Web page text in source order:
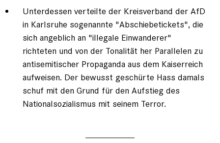
Unterdessen verteilte der Kreisverband der AfD
in Karlsruhe sogenannte "Abschiebetickets", die
sich angeblich an "illegale Einwanderer"
richteten und von der Tonalität her Parallelen zu
antisemitischer Propaganda aus dem Kaiserreich
aufweisen. Der bewusst geschürte Hass damals
schuf mit den Grund für den Aufstieg des
Nationalsozialismus mit seinem Terror.